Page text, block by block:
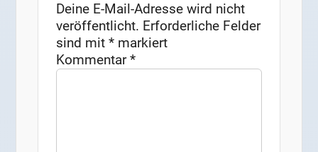
Deine E-Mail-Adresse wird nicht
veröffentlicht. Erforderliche Felder
sind mit* markiert
Kommentar*